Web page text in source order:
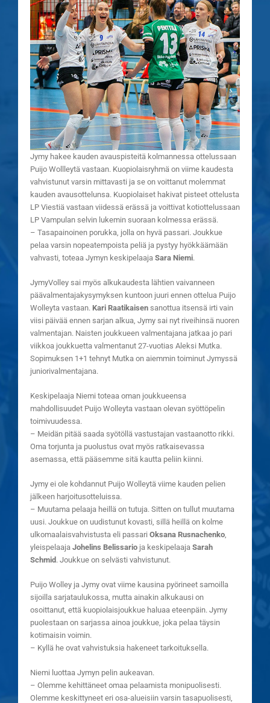
Jymy hakee kauden avauspisteitä kolmannessa ottelussaan
Puijo Wollleytä vastaan. Kuopiolaisryhmä on viime kaudesta
vahvistunut varsin mittavasti ja se on voittanut molemmat
kauden avausottelunsa. Kuopiolaiset hakivat pisteet ottelusta
LP Viestiä vastaan viidessä erässä ja voittivat kotiottelussaan
LP Vampulan selvin lukemin suoraan kolmessa erässä.
– Tasapainoinen porukka, jolla on hyvä passari. Joukkue
pelaa varsin nopeatempoista peliä ja pystyy hyökkäämään
vahvasti, toteaa Jymyn keskipelaaja Sara Niemi.
JymyVolley sai myös alkukaudesta lähtien vaivanneen
päävalmentajakysymyksen kuntoon juuri ennen ottelua Puijo
Wolleyta vastaan. Kari Raatikaisen sanottua itsensä irti vain
viisi päivää ennen sarjan alkua, Jymy sai nyt riveihinsä nuoren
valmentajan. Naisten joukkueen valmentajana jatkaa jo pari
viikkoa joukkuetta valmentanut 27-vuotias Aleksi Mutka.
Sopimuksen 1+1 tehnyt Mutka on aiemmin toiminut Jymyssä
juniorivalmentajana.
Keskipelaaja Niemi toteaa oman joukkueensa
mahdollisuudet Puijo Wolleyta vastaan olevan syöttöpelin
toimivuudessa.
– Meidän pitää saada syötöllä vastustajan vastaanotto rikki.
Oma torjunta ja puolustus ovat myös ratkaisevassa
asemassa, että pääsemme sitä kautta peliin kiinni.
Jymy ei ole kohdannut Puijo Wolleytä viime kauden pelien
jälkeen harjoitusotteluissa.
– Muutama pelaaja heillä on tutuja. Sitten on tullut muutama
uusi. Joukkue on uudistunut kovasti, sillä heillä on kolme
ulkomaalaisvahvistusta eli passari Oksana Rusnachenko
yleispelaaja Johelins Belissario ja keskipelaaja Sarah
Schmid . Joukkue on selvästi vahvistunut.
Puijo Wolley ja Jymy ovat viime kausina pyörineet samoilla
sijoilla sarjataulukossa, mutta ainakin alkukausi on
osoittanut, että kuopiolaisjoukkue haluaa eteenpäin. Jymy
puolestaan on sarjassa ainoa joukkue, joka pelaa täysin
kotimaisin voimin.
– Kyllä he ovat vahvistuksia hakeneet tarkoituksella.
Niemi luottaa Jymyn pelin aukeavan.
– Olemme kehittäneet omaa pelaamista monipuolisesti.
Olemme keskittyneet eri osa-alueisiin varsin tasapuolisesti,